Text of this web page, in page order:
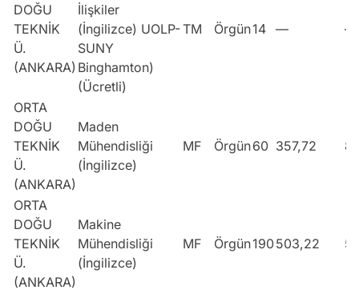
DOĞU
TEKNİK
Ü.
(ANKARA)
İlişkiler
(İngilizce) UOLP-
SUNY
Binghamton)
(Ücretli)
TM Örgün14 — —
ORTA
DOĞU
TEKNİK
Ü.
(ANKARA)
Maden
Mühendisliği
(İngilizce)
MF Örgün60 357,72
ORTA
DOĞU
TEKNİK
Ü.
(ANKARA)
Makine
Mühendisliği
(İngilizce)
MF Örgün190 503,22